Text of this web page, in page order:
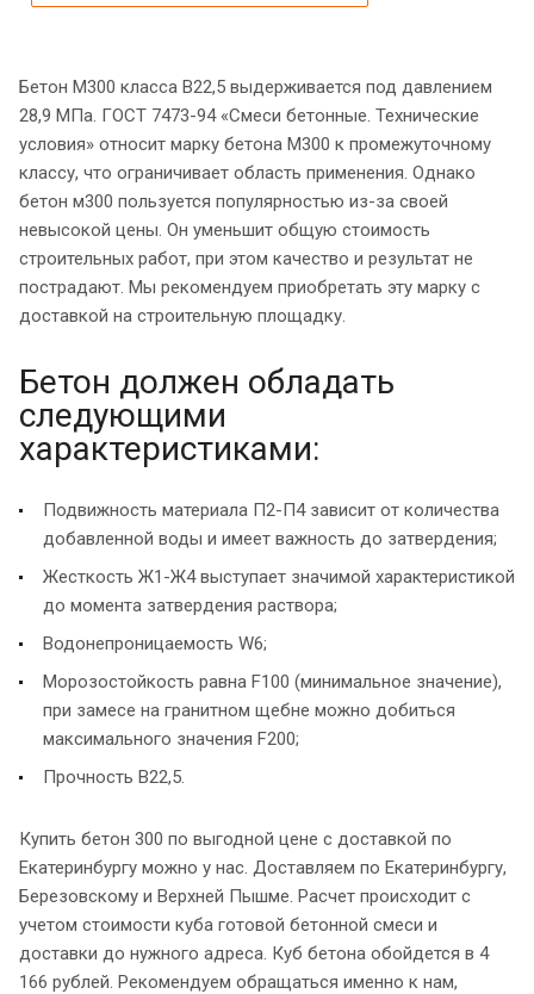
Бетон М300 класса B22,5 выдерживается под давлением
28,9 МПа. ГОСТ 7473-94 «Смеси бетонные. Технические
условия» относит марку бетона М300 к промежуточному
классу, что ограничивает область применения. Однако
бетон м300 пользуется популярностью из-за своей
невысокой цены. Он уменьшит общую стоимость
строительных работ, при этом качество и результат не
пострадают. Мы рекомендуем приобретать эту марку с
доставкой на строительную площадку.
Бетон должен обладать
следующими
характеристиками:
Подвижность материала П2-П4 зависит от количества
добавленной воды и имеет важность до затвердения;
Жесткость Ж1-Ж4 выступает значимой характеристикой
до момента затвердения раствора;
Водонепроницаемость W6;
Морозостойкость равна F100 (минимальное значение),
при замесе на гранитном щебне можно добиться
максимального значения F200;
Прочность B22,5.
Купить бетон 300 по выгодной цене с доставкой по
Екатеринбургу можно у нас. Доставляем по Екатеринбургу,
Березовскому и Верхней Пышме. Расчет происходит с
учетом стоимости куба готовой бетонной смеси и
доставки до нужного адреса. Куб бетона обойдется в 4
166 рублей. Рекомендуем обращаться именно к нам,